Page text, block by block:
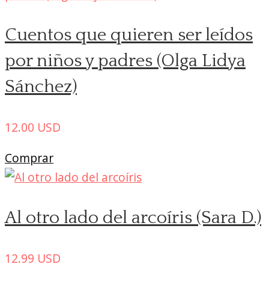
Cuentos que quieren ser leídos
por niños y padres (Olga Lidya
Sánchez)
12.00 USD
Comprar
Al otro lado del arcoíris (Sara D.)
12.99 USD